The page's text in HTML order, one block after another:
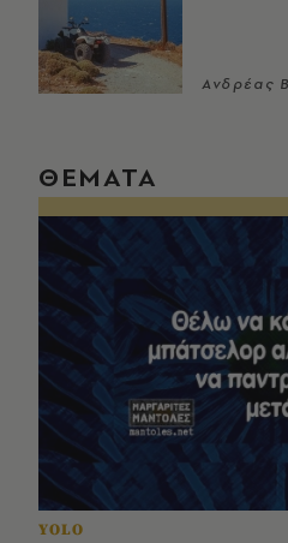
Ανδρέας
ΘΕΜΑΤΑ
YOLO